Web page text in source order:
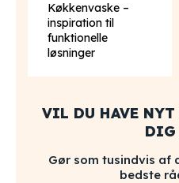
Køkkenvaske –
inspiration til
funktionelle
løsninger
VIL DU HAVE
DIG
Gør som tusindvis af
bedste